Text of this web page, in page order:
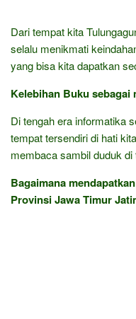
Dari tempat kita
selalu menikmati
yang bisa kita dapatkan
Kelebihan Buku sebagai
Di tengah era informatika
tempat tersendiri di hati
membaca sambil duduk di
Bagaimana
Provinsi Jawa Timur